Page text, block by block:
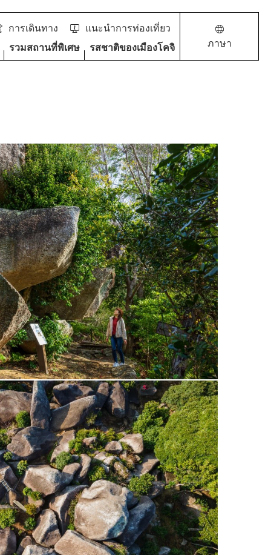
การเดินทาง
แนะนำการท่องเที่ยว
รวมสถานที่พิเศษ รสชาติของเมืองโคจิ ภาษา